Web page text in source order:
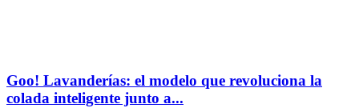
Goo! Lavanderías: el modelo que revoluciona la
colada inteligente junto a...